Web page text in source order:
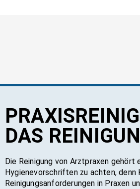
DAS
Die Reinigung von Arztpraxen
Hygienevorschriften zu achten, denn
Reinigungsanforderungen in Praxen